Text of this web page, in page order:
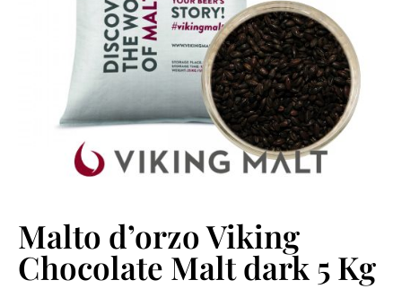
Malto d’orzo Viking
Chocolate Malt dark 5 Kg